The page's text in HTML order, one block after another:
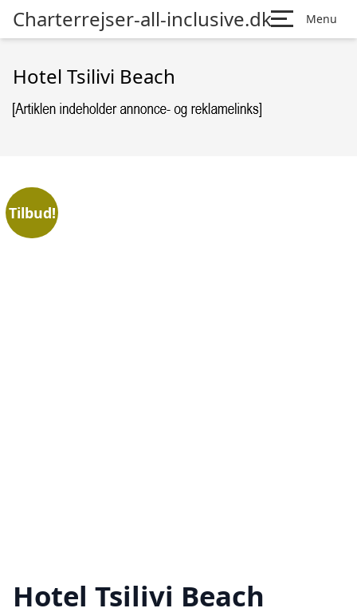
Charterrejser-all-inclusive.dk Menu
Hotel Tsilivi Beach
Tilbud!
Hotel Tsilivi Beach